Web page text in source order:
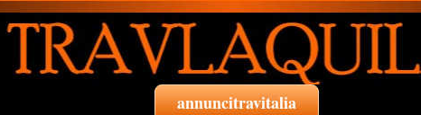
annuncitravitalia